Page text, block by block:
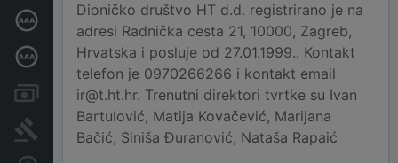
Certifikat bonitetne izvrsnosti
Dubinska bonitetna ocjena
Računi i blokade
Sudske objave
Dioničko društvo HT d.d. registrirano je na
adresi Radnička cesta 21, 10000, Zagreb,
Hrvatska i posluje od 27.01.1999.. Kontakt
telefon je 0970266266 i kontakt email
ir@t.ht.hr. Trenutni direktori tvrtke su Ivan
Bartulović, Matija Kovačević, Marijana
Bačić, Siniša Đuranović, Nataša Rapaić